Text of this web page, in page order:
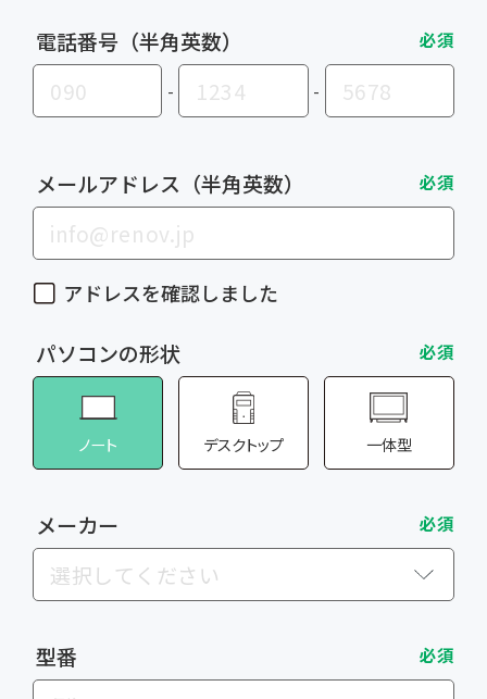
電話番号（半角英数） 必須
- -
メールアドレス（半角英数） 必須
アドレスを確認しました
パソコンの形状 必須
ノート デスクトップ 一体型
メーカー 必須
型番 必須